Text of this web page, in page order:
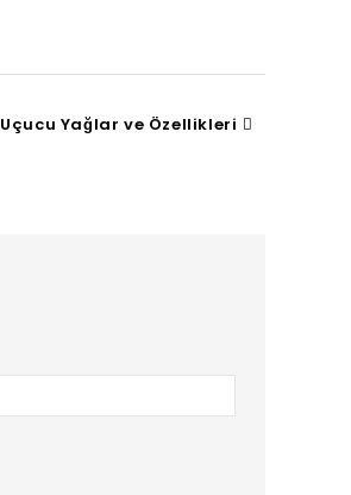
Uçucu Yağlar ve Özellikleri